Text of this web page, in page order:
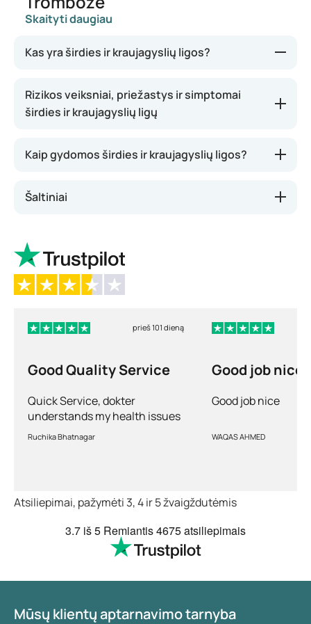
Skaityti daugiau
Kas yra širdies ir kraujagyslių ligos?
Širdies ir kraujagyslių ligos – tai bendrinis terminas,
apibūdinantis ligas, pažeidžiančias širdį ir
kraujagysles. Pavyzdžiui, arterinė hipertenzija,
ligos gali sutrikdyti kraujotaką arba pažeisti
insulto rizika.
Rizikos veiksniai, priežastys ir simptomai
širdies ir kraujagyslių ligų
Kaip gydomos širdies ir kraujagyslių ligos?
Šaltiniai
prieš 101 dieną
Good Quality Service
Quick Service, dokter
understands my health issues
and good diagnosis
Ruchika Bhatnagar
Good job nice
Good job nice
WAQAS AHMED
Atsiliepimai, pažymėti 3, 4 ir 5 žvaigždutėmis
3.7 iš 5 Remiantis4675 atsiliepimais
Mūsų klientų aptarnavimo tarnyba